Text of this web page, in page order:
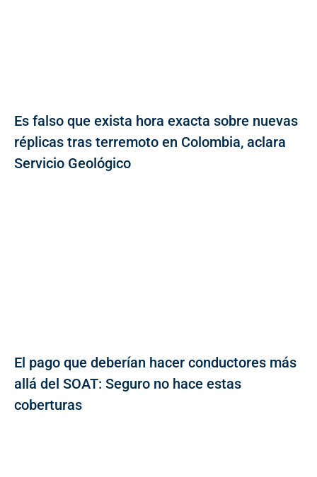
Es falso que exista hora exacta sobre nuevas
réplicas tras terremoto en Colombia, aclara
Servicio Geológico
El pago que deberían hacer conductores más
allá del SOAT: Seguro no hace estas
coberturas